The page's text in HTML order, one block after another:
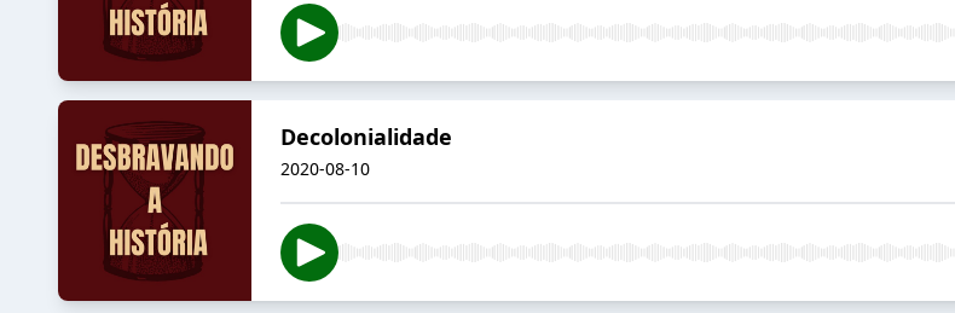
Decolonialidade
2020-08-10